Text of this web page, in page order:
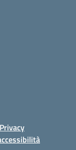
Privacy